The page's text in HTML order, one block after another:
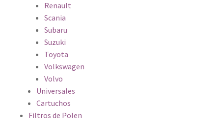
Renault
Scania
Subaru
Suzuki
Toyota
Volkswagen
Volvo
Universales
Cartuchos
Filtros de Polen